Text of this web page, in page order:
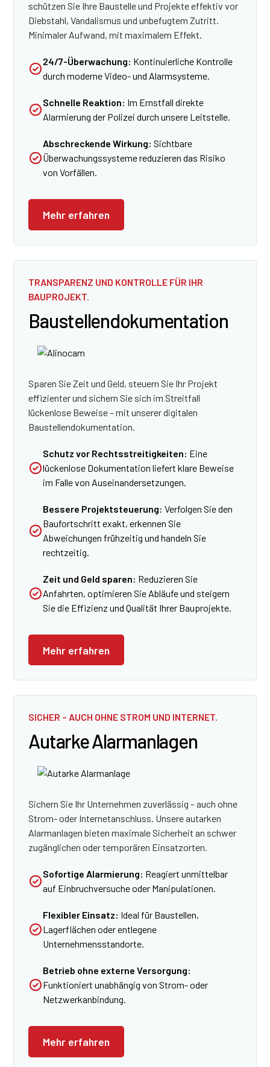
schützen Sie Ihre Baustelle und Projekte effektiv vor
Diebstahl, Vandalismus und unbefugtem Zutritt.
Minimaler Aufwand, mit maximalem Effekt.
24/7-Überwachung: Kontinuierliche Kontrolle
durch moderne Video- und Alarmsysteme.
Schnelle Reaktion: Im Ernstfall direkte
Alarmierung der Polizei durch unsere Leitstelle.
Abschreckende Wirkung: Sichtbare
Überwachungssysteme reduzieren das Risiko
von Vorfällen.​
Mehr erfahren
TRANSPARENZ UND KONTROLLE FÜR IHR
BAUPROJEKT.
Baustellen­dokumentation
Sparen Sie Zeit und Geld, steuern Sie Ihr Projekt
effizienter und sichern Sie sich im Streitfall
lückenlose Beweise – mit unserer digitalen
Baustellendokumentation.
Schutz vor Rechtsstreitigkeiten: Eine
lückenlose Dokumentation liefert klare Beweise
im Falle von Auseinandersetzungen.
Bessere Projektsteuerung: Verfolgen Sie den
Baufortschritt exakt, erkennen Sie
Abweichungen frühzeitig und handeln Sie
rechtzeitig.
Zeit und Geld sparen: Reduzieren Sie
Anfahrten, optimieren Sie Abläufe und steigern
Sie die Effizienz und Qualität Ihrer Bauprojekte.
Mehr erfahren
SICHER – AUCH OHNE STROM UND INTERNET.
Autarke Alarmanlagen
Sichern Sie Ihr Unternehmen zuverlässig – auch ohne
Strom- oder Internetanschluss. Unsere autarken
Alarmanlagen bieten maximale Sicherheit an schwer
zugänglichen oder temporären Einsatzorten.
Sofortige Alarmierung: Reagiert unmittelbar
auf Einbruchversuche oder Manipulationen.
Flexibler Einsatz: Ideal für Baustellen,
Lagerflächen oder entlegene
Unternehmensstandorte.
Betrieb ohne externe Versorgung:
Funktioniert unabhängig von Strom- oder
Netzwerkanbindung.
Mehr erfahren